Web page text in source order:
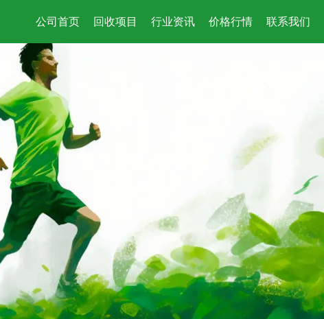
公司首页 回收项目 行业资讯 价格行情 联系我们